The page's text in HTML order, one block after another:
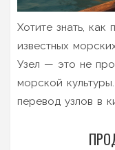
Хотите знать, как
известных
Узел — это не
морской
перевод узлов в
мореплавании и